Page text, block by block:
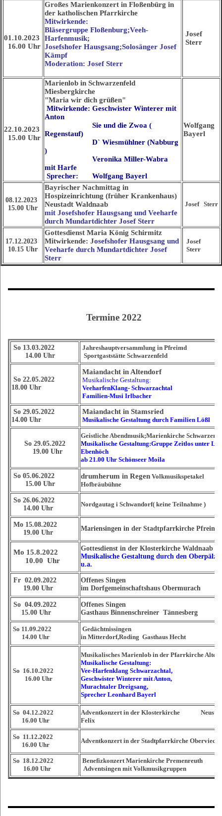
01.10.2023
16.00 Uhr
Großes Marienkonzert in Floßenbürg in
der katholischen Pfarrkirche
Mitwirkende:
Bläsergruppe Floßenburg;Veeh-
Harfenmusik;
Josefshofer Hausgsang;Solosänger Josef
Kämpf
Moderation: Josef Sterr
Josef
Sterr
22.10.2023
15.00 Uhr
Marienlob in Schwarzenfeld
Miesbergkirche
"Maria wir dich grüßen"
Mitwirkende: Geschwister Winterer mit
Anton
Sie und die Zwoa (
Regenstauf)
D` Wiesmühlner (Nabburg
)
Veronika Miller-Wabra
mit Harfe
Sprecher: Wolfgang Bayerl
Wolfgang
Bayerl
08.12.2023
15.00 Uhr
Bayrischer Nachmittag in
Hospizeinrichtung (früher Krankenhaus)
Neustadt Waldnaab
mit Josefshofer Hausgsang und Veeharfe
durch Mundartdichter Josef Sterr
Josef Sterr
17.12.2023
10.15 Uhr
Gottesdienst Maria König Schirmitz
Mitwirkende: Josefshofer Hausgsang und
Veeharfe durch Mundartdichter Josef
Sterr
Josef
Sterr
Termine 2022
So 13.03.2022
14.00 Uhr
Jahreshauptversammlung in Pfreimd
Sportgaststätte Schwarzenfeld
So 22.05.2022
18.00 Uhr
Maiandacht in Altendorf
Musikalische Gestaltung:
VeeharfenKlang- Schwarzachtal
Familien-Musi Irlbacher
So 29.05.2022
14.00 Uhr
Maiandacht in Stamsried
Musikalische Gestaltung durch Familien Lößl
So 29.05.2022
19.00 Uhr
Geistliche Abendmusik;Marienkirche
Musikalische Gestaltung:Gruppe Zeitlos unter
Ebenhöch
ab 21.00 Uhr Schönseer Moila
So 05.06.2022
15.00 Uhr
drumherum in Regen Volkmusikspetakel
Hofbräubühne
So 26.06.2022
14.00 Uhr
Nordgautag i Schwandorf( keine Teilnahme )
Mo 15.08.2022
19.00 Uhr
Mariensingen in der Stadtpfarrkirche Pfreimd
Mo 15.8.2022
10.00 Uhr
Gottesdienst in der Klosterkirche Waldnaab
Musikalische Gestaltung durch den
u.a.
Fr 02.09.2022
19.00 Uhr
Offenes Singen
im Dorfgemeinschaftshaus Obermurach
So 04.09.2022
15.00 Uhr
Offenes Singen
Gasthaus Binnenschreiner Tännesberg
So 11.09.2022
14.00 Uhr
Gedächtnissingen
in Mitterdorf,Roding Gasthaus Hecht
So 16.10.2022
16.00 Uhr
Musikalisches Marienlob in der Pfarrkirche
Musikalische Gestaltung:
Vee-Harfenklang Schwarzachtal,
Geschwister Winterer mit Anton,
Murachtaler Dreigsang,
Sprecher Leonhard Bayerl
So 04.12.2022
16.00 Uhr
Adventkonzert in der Klosterkirche Neustadt
Felix
So 11.12.2022
16.00 Uhr
Adventkonzert in der Stadtpfarrkirche
So 18.12.2022
16.00 Uhr
Benefizkonzert Marienkirche Premenreuth
Adventsingen mit Volkmusikgruppen